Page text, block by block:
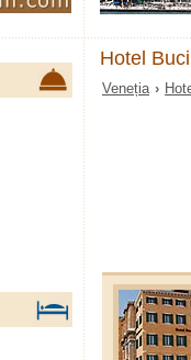
Hotel
Veneția ›